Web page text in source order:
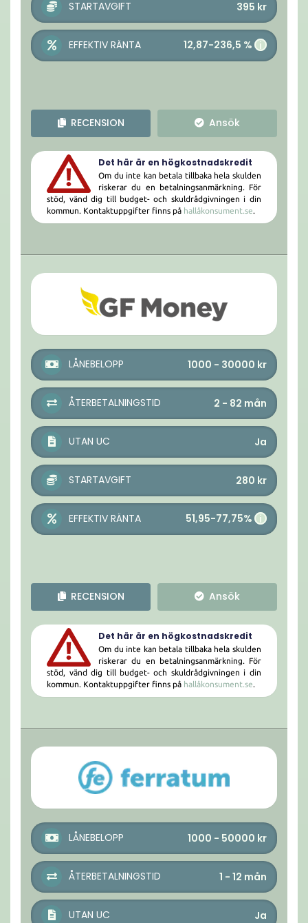
STARTAVGIFT 395 kr
EFFEKTIV RÄNTA 12,87-236,5 % i
RECENSION Ansök
Det här är en högkostnadskredit
Om du inte kan betala tillbaka hela skulden
riskerar du en betalningsanmärkning. För
stöd, vänd dig till budget- och skuldrådgivningen i din
kommun. Kontaktuppgifter finns på hallåkonsument.se.
LÅNEBELOPP 1000 - 30000 kr
ÅTERBETALNINGSTID 2 - 82 mån
UTAN UC Ja
STARTAVGIFT 280 kr
EFFEKTIV RÄNTA 51,95-77,75% i
RECENSION Ansök
Det här är en högkostnadskredit
Om du inte kan betala tillbaka hela skulden
riskerar du en betalningsanmärkning. För
stöd, vänd dig till budget- och skuldrådgivningen i din
kommun. Kontaktuppgifter finns på hallåkonsument.se.
LÅNEBELOPP 1000 - 50000 kr
ÅTERBETALNINGSTID 1 - 12 mån
UTAN UC Ja